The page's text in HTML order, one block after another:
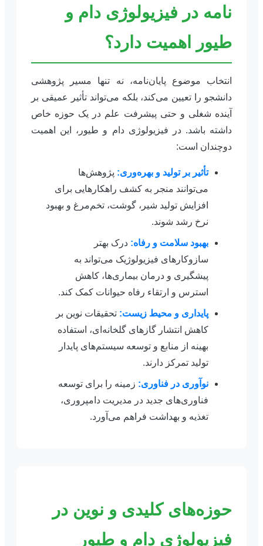
نامه در فیزیولوژی دام و
طیور اهمیت دارد؟
انتخاب موضوع پایان‌نامه، نه تنها مسیر پژوهشی
دانشجو را تعیین می‌کند، بلکه می‌تواند تأثیر عمیقی بر
آینده شغلی و حتی پیشرفت علم در یک حوزه خاص
داشته باشد. در فیزیولوژی دام و طیور، این اهمیت
دوچندان است:
تأثیر بر تولید و بهره‌وری: پژوهش‌ها
می‌توانند منجر به کشف راهکارهایی برای
افزایش تولید شیر، گوشت، تخم‌مرغ و بهبود
نرخ رشد شوند.
بهبود سلامت و رفاه: درک بهتر
سازوکارهای فیزیولوژیک می‌تواند به
پیشگیری و درمان بیماری‌ها، کاهش
استرس و ارتقاء رفاه حیوانات کمک کند.
پایداری و محیط زیست: تحقیقات نوین بر
کاهش انتشار گازهای گلخانه‌ای، استفاده
بهینه از منابع و توسعه سیستم‌های پایدار
تولید تمرکز دارند.
نوآوری در فناوری: زمینه را برای توسعه
فناوری‌های جدید در مدیریت دامپروری،
تغذیه و بهداشت فراهم می‌آورد.
حوزه‌های کلیدی و نوین در
فیزیولوژی دام و طیور